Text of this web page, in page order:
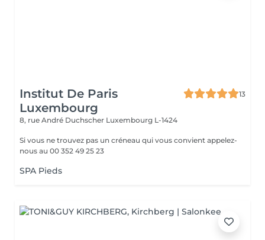
Institut De Paris
Luxembourg
13
8, rue André Duchscher Luxembourg L-1424
Si vous ne trouvez pas un créneau qui vous convient appelez-
nous au 00 352 49 25 23
SPA Pieds